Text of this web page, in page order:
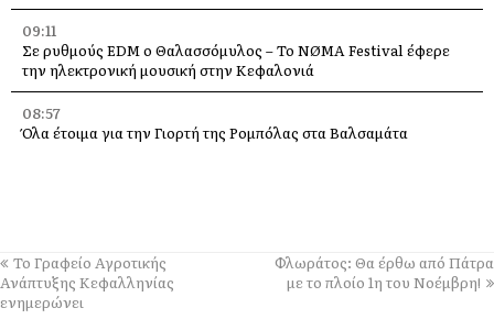
09:11
Σε ρυθμούς EDM ο Θαλασσόμυλος – Το NØMA Festival έφερε
την ηλεκτρονική μουσική στην Κεφαλονιά
08:57
Όλα έτοιμα για την Γιορτή της Ρομπόλας στα Βαλσαμάτα
07:30
IONIAN: Ζωντανά o εορτασμός του Αγίου Γερασίμου για τους
απανταχού Έλληνες
Το Γραφείο Αγροτικής
Ανάπτυξης Κεφαλληνίας
ενημερώνει
Φλωράτος: Θα έρθω από Πάτρα
με το πλοίο 1η του Νοέμβρη!